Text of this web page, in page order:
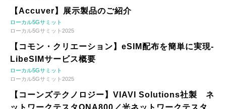
【Accuver】展示製品のご紹介
ローカル5Gサミット
ローカル5Gサミット2025
【コモン・クリエーション】eSIM配布を簡単に実現-
LibeSIMサービス概要
ローカル5Gサミット
ローカル5Gサミット2025
【コーンズテクノロジー】VIAVI Solutions社製 ネ
ットワークテスタONA800／光ネットワークテスタ